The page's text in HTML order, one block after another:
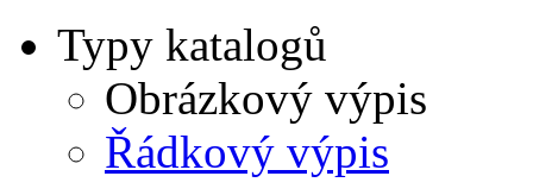
Typy katalogů
Obrázkový výpis
Řádkový výpis